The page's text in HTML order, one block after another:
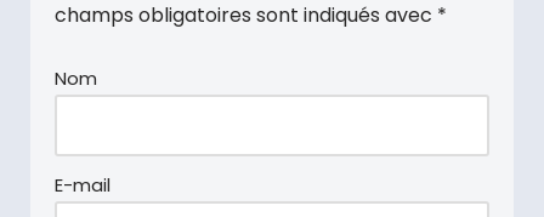
champs obligatoires sont indiqués avec *
Nom
E-mail